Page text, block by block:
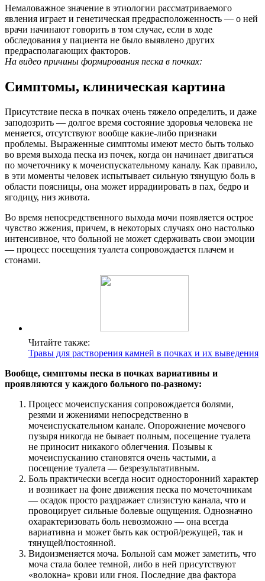
Немаловажное значение в этиологии рассматриваемого
явления играет и генетическая предрасположенность — о ней
врачи начинают говорить в том случае, если в ходе
обследования у пациента не было выявлено других
предрасполагающих факторов.
На видео причины формирования песка в почках:
Симптомы, клиническая картина
Присутствие песка в почках очень тяжело определить, и даже
заподозрить — долгое время состояние здоровья человека не
меняется, отсутствуют вообще какие-либо признаки
проблемы. Выраженные симптомы имеют место быть только
во время выхода песка из почек, когда он начинает двигаться
по мочеточнику к мочеиспускательному каналу. Как правило,
в эти моменты человек испытывает сильную тянущую боль в
области поясницы, она может иррадиировать в пах, бедро и
ягодицу, низ живота.
Во время непосредственного выхода мочи появляется острое
чувство жжения, причем, в некоторых случаях оно настолько
интенсивное, что больной не может сдерживать свои эмоции
— процесс посещения туалета сопровождается плачем и
стонами.
Читайте также:
Травы для растворения камней в почках и их выведения
Вообще, симптомы песка в почках вариативны и
проявляются у каждого больного по-разному:
Процесс мочеиспускания сопровождается болями,
резями и жжениями непосредственно в
мочеиспускательном канале. Опорожнение мочевого
пузыря никогда не бывает полным, посещение туалета
не приносит никакого облегчения. Позывы к
мочеиспусканию становятся очень частыми, а
посещение туалета — безрезультативным.
Боль практически всегда носит односторонний характер
и возникает на фоне движения песка по мочеточникам
— осадок просто раздражает слизистую канала, что и
провоцирует сильные болевые ощущения. Однозначно
охарактеризовать боль невозможно — она всегда
вариативна и может быть как острой/режущей, так и
тянущей/постоянной.
Видоизменяется моча. Больной сам может заметить, что
моча стала более темной, либо в ней присутствуют
«волокна» крови или гноя. Последние два фактора